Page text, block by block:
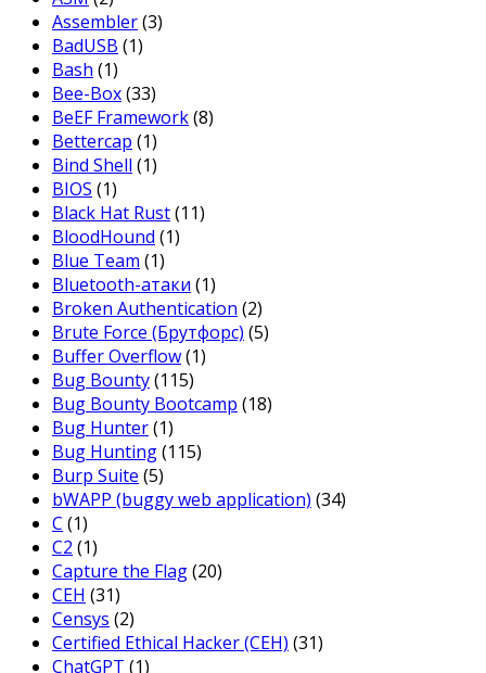
Assembler(3)
BadUSB (1)
Bash (1)
Bee-Box(33)
BeEF Framework(8)
Bettercap (1)
Bind Shell (1)
BIOS (1)
Black Hat Rust(11)
BloodHound (1)
Blue Team (1)
Bluetooth-атаки (1)
Broken Authentication (2)
Brute Force (Брутфорс) (5)
Buffer Overflow(1)
Bug Bounty(115)
Bug Bounty Bootcamp (18)
Bug Hunter(1)
Bug Hunting(115)
Burp Suite (5)
bWAPP (buggy web application) (34)
C (1)
C2 (1)
Capture the Flag(20)
CEH (31)
Censys (2)
Certified Ethical Hacker (CEH) (31)
ChatGPT (1)